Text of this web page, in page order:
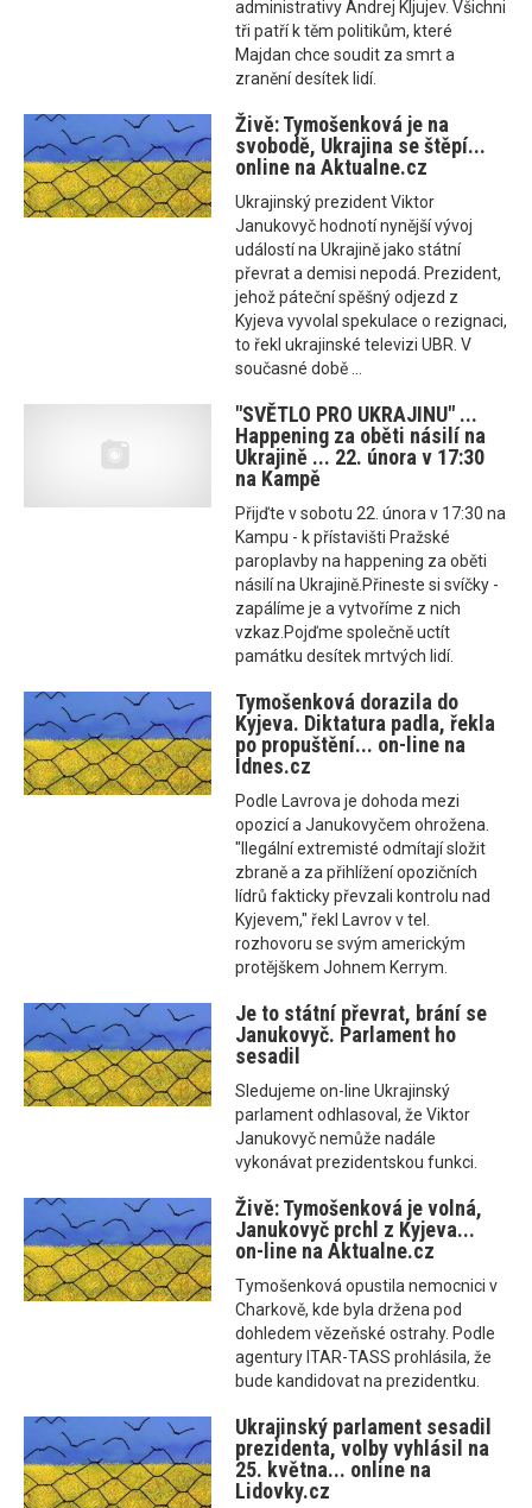
administrativy Andrej Kljujev. Všichni
tři patří k těm politikům, které
Majdan chce soudit za smrt a
zranění desítek lidí.
Živě: Tymošenková je na
svobodě, Ukrajina se štěpí...
online na Aktualne.cz
Ukrajinský prezident Viktor
Janukovyč hodnotí nynější vývoj
událostí na Ukrajině jako státní
převrat a demisi nepodá. Prezident,
jehož páteční spěšný odjezd z
Kyjeva vyvolal spekulace o rezignaci,
to řekl ukrajinské televizi UBR. V
současné době ...
"SVĚTLO PRO UKRAJINU" ...
Happening za oběti násilí na
Ukrajině ... 22. února v 17:30
na Kampě
Přijďte v sobotu 22. února v 17:30 na
Kampu - k přístavišti Pražské
paroplavby na happening za oběti
násilí na Ukrajině.Přineste si svíčky -
zapálíme je a vytvoříme z nich
vzkaz.Pojďme společně uctít
památku desítek mrtvých lidí.
Tymošenková dorazila do
Kyjeva. Diktatura padla, řekla
po propuštění... on-line na
Idnes.cz
Podle Lavrova je dohoda mezi
opozicí a Janukovyčem ohrožena.
"Ilegální extremisté odmítají složit
zbraně a za přihlížení opozičních
lídrů fakticky převzali kontrolu nad
Kyjevem," řekl Lavrov v tel.
rozhovoru se svým americkým
protějškem Johnem Kerrym.
Je to státní převrat, brání se
Janukovyč. Parlament ho
sesadil
Sledujeme on-line Ukrajinský
parlament odhlasoval, že Viktor
Janukovyč nemůže nadále
vykonávat prezidentskou funkci.
Živě: Tymošenková je volná,
Janukovyč prchl z Kyjeva...
on-line na Aktualne.cz
Tymošenková opustila nemocnici v
Charkově, kde byla držena pod
dohledem vězeňské ostrahy. Podle
agentury ITAR-TASS prohlásila, že
bude kandidovat na prezidentku.
Ukrajinský parlament sesadil
prezidenta, volby vyhlásil na
25. května... online na
Lidovky.cz